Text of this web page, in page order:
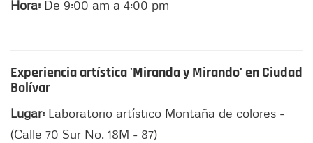
Hora: De 9:00 am a 4:00 pm
Experiencia artística 'Miranda y Mirando' en Ciudad
Bolívar
Lugar: Laboratorio artístico Montaña de colores -
(Calle 70 Sur No. 18M - 87)